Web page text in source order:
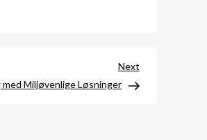
Post
Next
Miljøvenlige Løsninger